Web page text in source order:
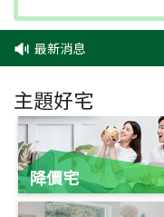
最新消息
主題好宅
降價宅